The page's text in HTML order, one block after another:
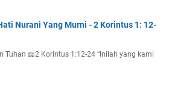
Nurani Yang Murni - 2 Korintus 1: 12-
Tuhan 📖2 Korintus 1:12-24 “Inilah yang kami